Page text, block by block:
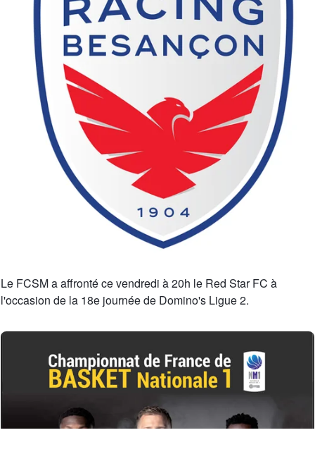
Le FCSM a affronté ce vendredi à 20h le Red Star FC à
l'occasion de la 18e journée de Domino's Ligue 2.